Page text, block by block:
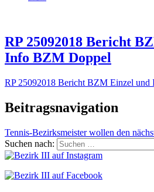
RP 25092018 Bericht
Info BZM Doppel
RP 25092018 Bericht BZM Einzel
Beitragsnavigation
Tennis-Bezirksmeister wollen den
Suchen nach: